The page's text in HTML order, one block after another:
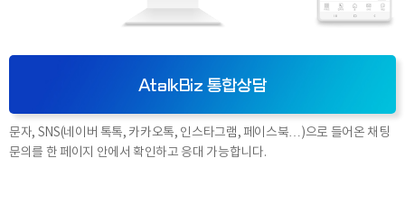
AtalkBiz 통합상담
문자, SNS(네이버 톡톡, 카카오톡, 인스타그램, 페이스북…)으로 들어온 채팅
문의를 한 페이지 안에서 확인하고 응대 가능합니다.